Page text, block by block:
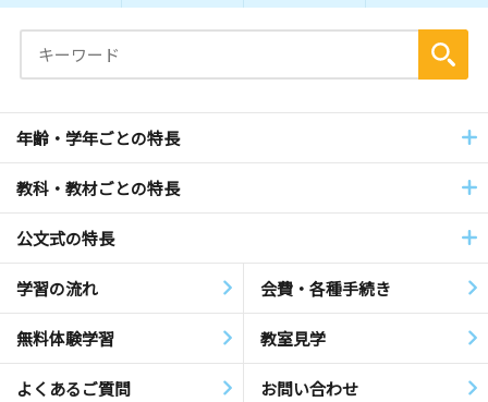
年齢・学年ごとの特長
教科・教材ごとの特長
公文式の特長
学習の流れ 会費・各種手続き
無料体験学習 教室見学
よくあるご質問 お問い合わせ